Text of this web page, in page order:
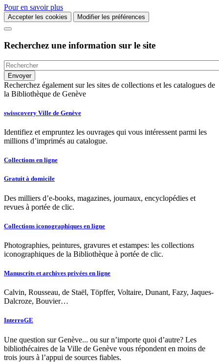
Pour en savoir plus
Accepter les cookies Modifier les préférences
Recherchez une information sur le site
Recherchez également sur les sites de collections et les catalogues de
la Bibliothèque de Genève
swisscovery Ville de Genève
Identifiez et empruntez les ouvrages qui vous intéressent parmi les
millions d’imprimés au catalogue.
Collections en ligne
Gratuit à domicile
Des milliers d’e-books, magazines, journaux, encyclopédies et
revues à portée de clic.
Collections iconographiques en ligne
Photographies, peintures, gravures et estampes: les collections
iconographiques de la Bibliothèque à portée de clic.
Manuscrits et archives privées en ligne
Calvin, Rousseau, de Staël, Töpffer, Voltaire, Dunant, Fazy, Jaques-
Dalcroze, Bouvier…
InterroGE
Une question sur Genève... ou sur n’importe quoi d’autre? Les
bibliothécaires de la Ville de Genève vous répondent en moins de
trois jours à l’appui de sources fiables.